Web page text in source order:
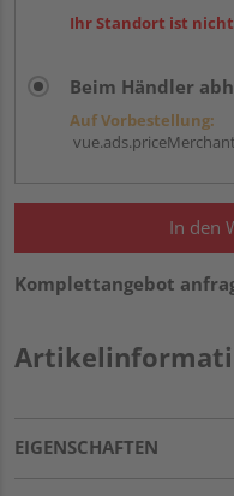
Ihr Standort ist
Beim Händler
Auf Vorbestellung:
In den
Komplettangebot
EIGENSCHAFTEN